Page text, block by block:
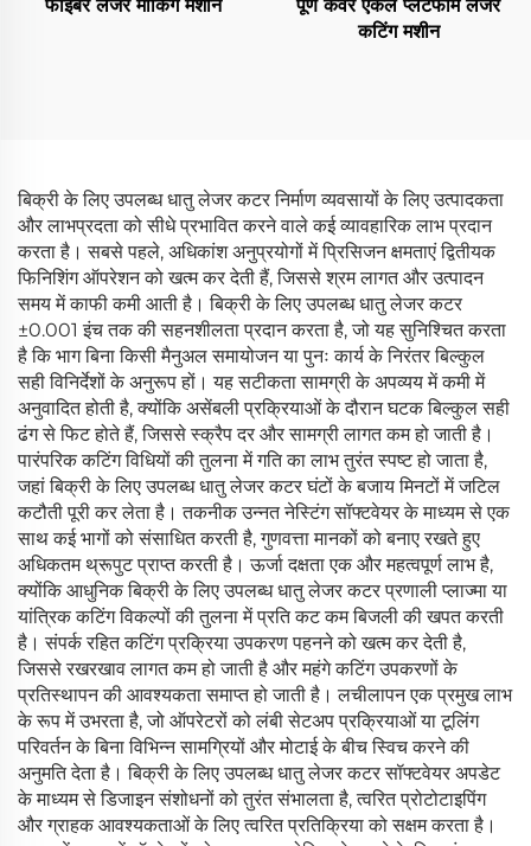
फाइबर लेजर मार्किंग मशीन
पूर्ण कवर एकल प्लेटफॉर्म लेजर
कटिंग मशीन
बिक्री के लिए उपलब्ध धातु लेजर कटर निर्माण व्यवसायों के लिए उत्पादकता
और लाभप्रदता को सीधे प्रभावित करने वाले कई व्यावहारिक लाभ प्रदान
करता है। सबसे पहले, अधिकांश अनुप्रयोगों में प्रिसिजन क्षमताएं द्वितीयक
फिनिशिंग ऑपरेशन को खत्म कर देती हैं, जिससे श्रम लागत और उत्पादन
समय में काफी कमी आती है। बिक्री के लिए उपलब्ध धातु लेजर कटर
±0.001 इंच तक की सहनशीलता प्रदान करता है, जो यह सुनिश्चित करता
है कि भाग बिना किसी मैनुअल समायोजन या पुनः कार्य के निरंतर बिल्कुल
सही विनिर्देशों के अनुरूप हों। यह सटीकता सामग्री के अपव्यय में कमी में
अनुवादित होती है, क्योंकि असेंबली प्रक्रियाओं के दौरान घटक बिल्कुल सही
ढंग से फिट होते हैं, जिससे स्क्रैप दर और सामग्री लागत कम हो जाती है।
पारंपरिक कटिंग विधियों की तुलना में गति का लाभ तुरंत स्पष्ट हो जाता है,
जहां बिक्री के लिए उपलब्ध धातु लेजर कटर घंटों के बजाय मिनटों में जटिल
कटौती पूरी कर लेता है। तकनीक उन्नत नेस्टिंग सॉफ्टवेयर के माध्यम से एक
साथ कई भागों को संसाधित करती है, गुणवत्ता मानकों को बनाए रखते हुए
अधिकतम थ्रूपुट प्राप्त करती है। ऊर्जा दक्षता एक और महत्वपूर्ण लाभ है,
क्योंकि आधुनिक बिक्री के लिए उपलब्ध धातु लेजर कटर प्रणाली प्लाज्मा या
यांत्रिक कटिंग विकल्पों की तुलना में प्रति कट कम बिजली की खपत करती
है। संपर्क रहित कटिंग प्रक्रिया उपकरण पहनने को खत्म कर देती है,
जिससे रखरखाव लागत कम हो जाती है और महंगे कटिंग उपकरणों के
प्रतिस्थापन की आवश्यकता समाप्त हो जाती है। लचीलापन एक प्रमुख लाभ
के रूप में उभरता है, जो ऑपरेटरों को लंबी सेटअप प्रक्रियाओं या टूलिंग
परिवर्तन के बिना विभिन्न सामग्रियों और मोटाई के बीच स्विच करने की
अनुमति देता है। बिक्री के लिए उपलब्ध धातु लेजर कटर सॉफ्टवेयर अपडेट
के माध्यम से डिजाइन संशोधनों को तुरंत संभालता है, त्वरित प्रोटोटाइपिंग
और ग्राहक आवश्यकताओं के लिए त्वरित प्रतिक्रिया को सक्षम करता है।